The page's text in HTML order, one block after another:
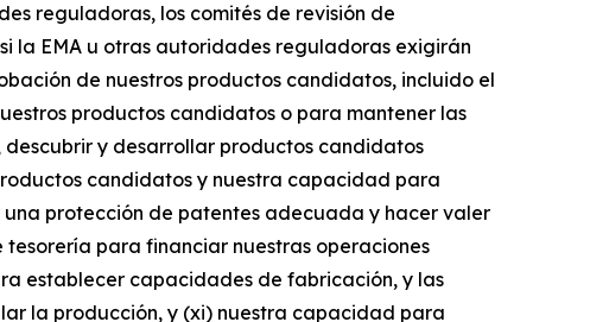
reguladoras, los comités de revisión de
la EMA u otras autoridades reguladoras exigirán
de nuestros productos candidatos, incluido el
productos candidatos o para mantener las
y desarrollar productos candidatos
candidatos y nuestra capacidad para
protección de patentes adecuada y hacer valer
para financiar nuestras operaciones
establecer capacidades de fabricación, y las
la producción, y (xi) nuestra capacidad para